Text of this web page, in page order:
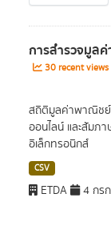
การสำรวจมูล
30 recent views
สถิติมูลค่าพาณิชย์อิ
ออนไลน์ และสัมภ
อิเล็กทรอนิกส์
CSV
ETDA 4 กร